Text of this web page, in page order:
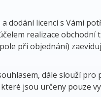
dodání licencí s Vámi
realizace
při objednání)
dále slouží
jsou určeny pouze